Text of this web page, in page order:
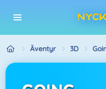
Äventyr 3D